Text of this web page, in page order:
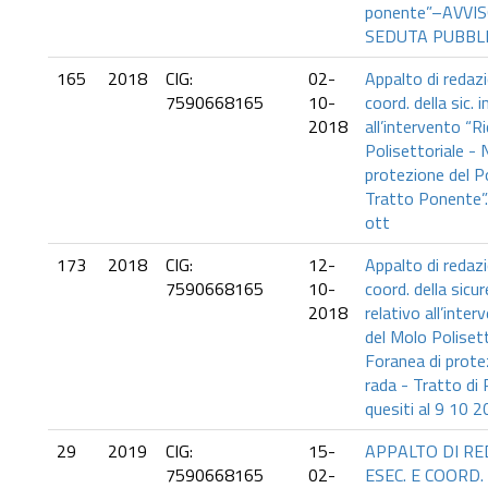
SEDUTA
165
2018
CIG:
7590668165
02-
10-
2018
Appalto di
coord. della sic.
all’intervento
Polisettoriale -
protezione del
Tratto
ott
173
2018
CIG:
7590668165
12-
10-
2018
Appalto di
coord. della
relativo
del Molo
Foranea di
rada - Tratto di
quesiti al 9 10
29
2019
CIG:
7590668165
15-
02-
APPALTO DI
ESEC. E